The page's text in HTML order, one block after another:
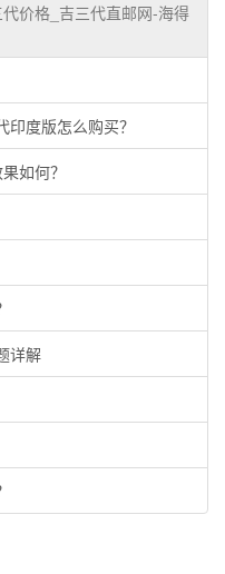
价格_吉三代直邮网-海得
度版怎么购买？
如何？
详解